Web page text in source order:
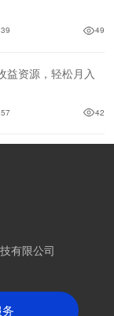
49
益资源，轻松月入
42
有限公司